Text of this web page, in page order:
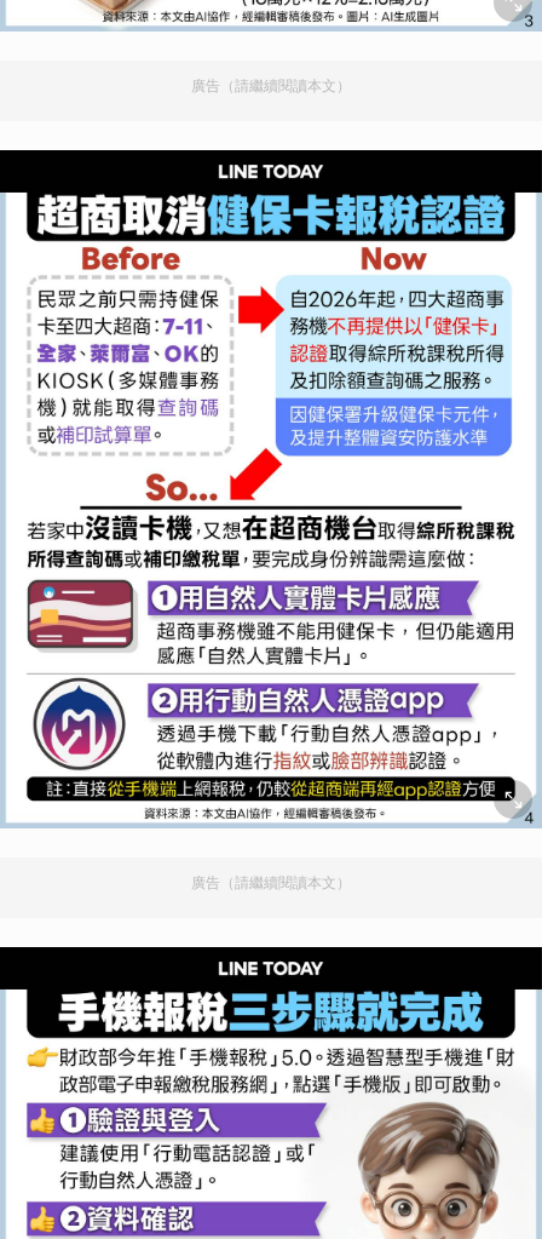
廣告（請繼續閱讀本文）
廣告（請繼續閱讀本文）